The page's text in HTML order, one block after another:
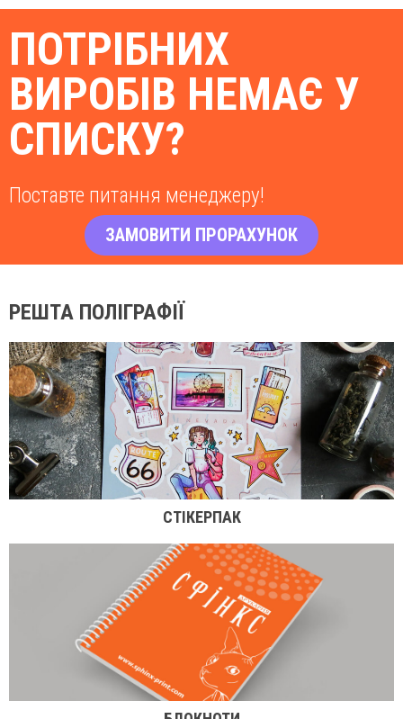
ПОТРІБНИХ
ВИРОБІВ НЕМАЄ У
СПИСКУ?
Поставте питання менеджеру!
ЗАМОВИТИ ПРОРАХУНОК
РЕШТА ПОЛІГРАФІЇ
СТІКЕРПАК